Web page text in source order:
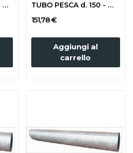
TUBO PESCA d. 200 - m 2 TUBO PESCA d. 150 - m 3
151,78 €
Aggiungi al
carrello